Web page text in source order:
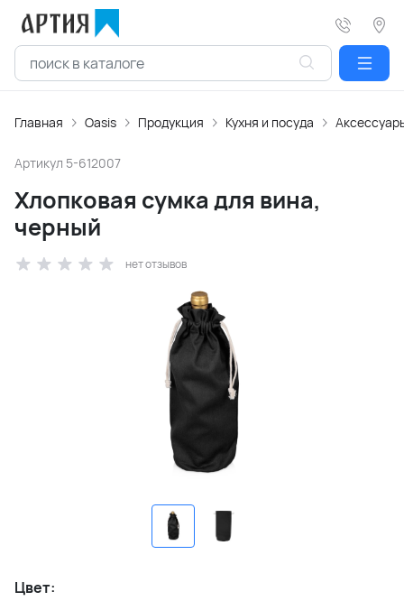
Главная Oasis Продукция Кухня и посуда
Артикул 5-612007
Хлопковая сумка для вина,
черный
нет отзывов
Цвет: